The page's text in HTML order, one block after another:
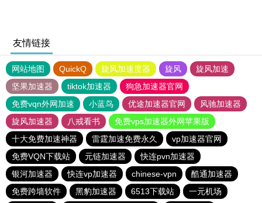
友情链接
网站地图 QuickQ 旋风加速度器 旋风
旋风加速
坚果加速器
tiktok加速器
狗急加速器官网
免费vqn外网加速
小蓝鸟 优途加速器官网
风驰加速器
旋风加速器
八戒看书
免费vps加速器外网苹果版
十大免费加速神器
雷霆加速免费永久
vp加速器官网
免费VQN下载站
元链加速器
快连pvn加速器
银河加速器
快连vp加速器 chinese-vpn
酷通加速器
免费跨墙软件
黑豹加速器 6513下载站 一元机场